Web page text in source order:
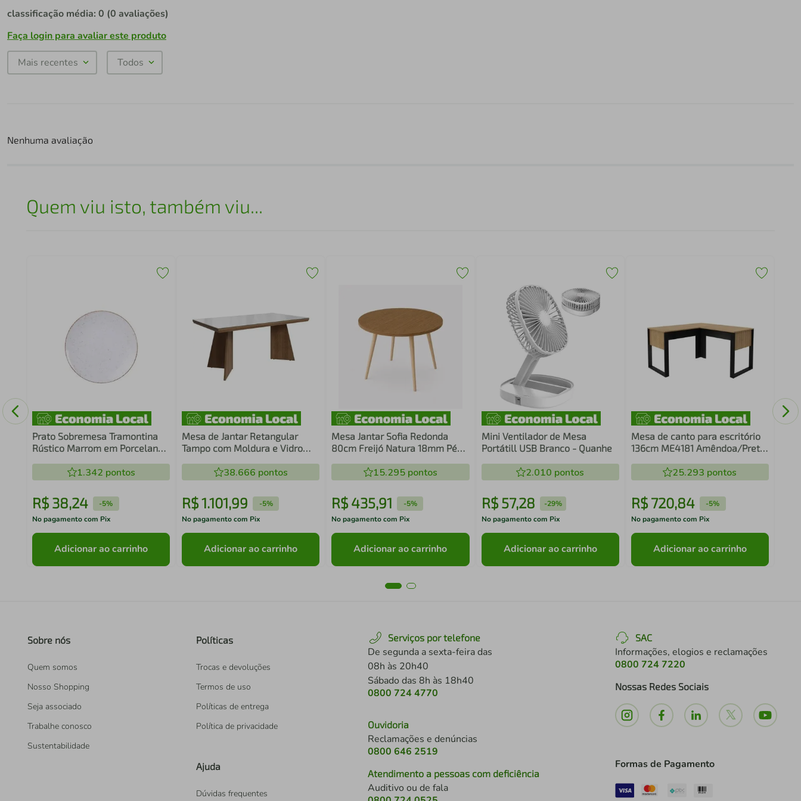
classificação média: 0 (0 avaliações)
Faça login para avaliar este produto
Mais recentes Todos
Nenhuma avaliação
Quem viu isto, também viu...
Prato Sobremesa Tramontina
Rústico Marrom em Porcelana
1.342 pontos
R$ 38,24 -5%
No pagamento com Pix
Adicionar ao carrinho
Mesa de Jantar Retangular
Tampo com Moldura e Vidro
5389 Madesa
38.666 pontos
R$1.101,99 -5%
No pagamento com Pix
Adicionar ao carrinho
Mesa Jantar Sofia Redonda
80cm Freijó Natura 18mm Pés
15.295pontos
R$435,91 -5%
No pagamento com Pix
Adicionar ao carrinho
Mini Ventilador de Mesa
Portátill USB Branco - Quanhe
2.010 pontos
R$ 57,28 -29%
No pagamento com Pix
Adicionar ao carrinho
Mesa de canto para escritório
136cm ME4181 Amêndoa/Preto
25.293 pontos
R$ 720,84 -5%
No pagamento com Pix
Adicionar ao carrinho
Sobre nós
Quem somos
Nosso Shopping
Seja associado
Trabalhe conosco
Sustentabilidade
Políticas
Trocas e devoluções
Termos de uso
Políticas de entrega
Política de privacidade
Ajuda
Dúvidas frequentes
Serviços por telefone
De segunda a sexta-feira das
08h às 20h40
Sábado das 8h às 18h40
0800 724 4770
Ouvidoria
Reclamações e denúncias
0800 646 2519
Atendimento a pessoas com deficiência
Auditivo ou de fala
SAC
Informações, elogios e reclamações
0800 724 7220
Nossas Redes Sociais
Formas de Pagamento